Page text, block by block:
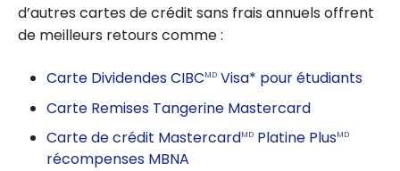
d’autres cartes de crédit sans frais annuels offrent
de meilleurs retours comme :
Carte Dividendes CIBCMD Visa* pour étudiants
Carte Remises Tangerine Mastercard
Carte de crédit MastercardMD Platine PlusMD
récompenses MBNA